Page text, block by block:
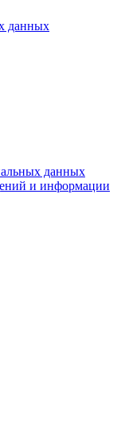
данных
данных
и информации